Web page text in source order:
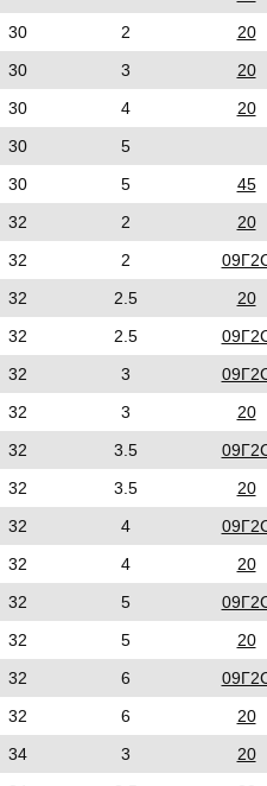
30 2
20
30 3
20
30 4
20
30
5
30 5
45
32 2
20
32 2
32 2.5
20
32 2.5
32 3
32 3
20
32 3.5
32 3.5
20
32 4
32 4
20
32 5
32 5
20
32 6
32 6
20
34 3
20